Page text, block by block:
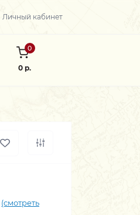
Личный кабинет
0
0 р.
(смотреть